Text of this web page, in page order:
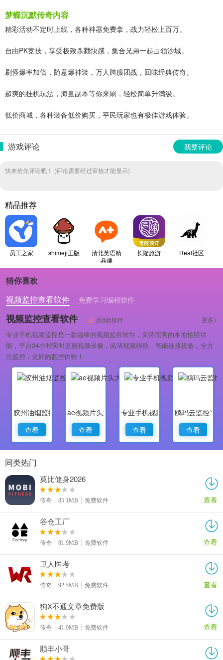
梦蝶沉默传奇内容
精彩活动不定时上线，各种神器免费拿，战力轻松上百万。
自由PK竞技，享受极致杀戮快感，集合兄弟一起占领沙城。
刷怪爆率加倍，随意爆神装，万人跨服团战，回味经典传奇。
超爽的挂机玩法，海量副本等你来刷，轻松简单升满级。
低价商城，各种装备低价购买，平民玩家也有极佳游戏体验。
游戏评论 我要评论
快来抢先评论吧！ (评论需要经过审核才能显示)
精品推荐
员工之家 shimeji正版
清北英语精
品课
长隆旅游 Real社区
猜你喜欢
视频监控查看软件
免费学习编程软件
专业做婚礼策划的软件
视频监控查看软件 共0款软件 更多>
专业手机视频监控是一款超棒的视频监控软件，支持完美的本地拍照功
能，平台24小时实时更新视频录像，高清视频画质，智能连接设备，全方
位监控，更好的监控体验！
胶州油烟监控
查看
ae视频片头大师
查看
专业手机视频监控
查看
鸥玛云监控平
查看
同类热门
莫比健身2026
传奇 85.1MB 免费软件 查看
谷仓工厂
传奇 81.9MB 免费软件 查看
卫人医考
传奇 92.5MB 免费软件 查看
狗X不通文章免费版
传奇 41.9MB 免费软件 查看
顺丰小哥